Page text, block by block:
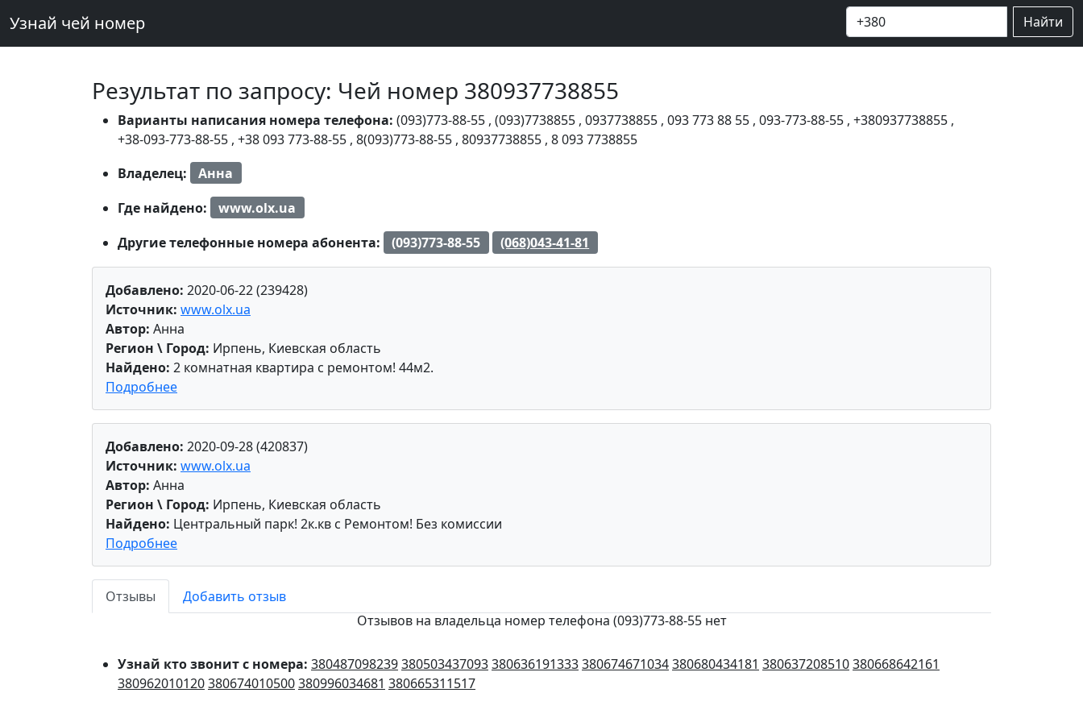
Узнай чей номер Найти
Результат по запросу: Чей номер 380937738855
Варианты написания номера телефона: (093)773-88-55 , (093)7738855 , 0937738855 , 093 773 88 55 , 093-773-88-55 , +380937738855 ,
+38-093-773-88-55 , +38 093 773-88-55 , 8(093)773-88-55 , 80937738855 , 8 093 7738855
Владелец:
Анна
Где найдено:
www.olx.ua
Другие телефонные номера абонента:
(093)773-88-55 (068)043-41-81
Добавлено: 2020-06-22 (239428)
Источник: www.olx.ua
Автор: Анна
Регион \ Город: Ирпень, Киевская область
Найдено: 2 комнатная квартира с ремонтом! 44м2.
Подробнее
Добавлено: 2020-09-28 (420837)
Источник: www.olx.ua
Автор: Анна
Регион \ Город: Ирпень, Киевская область
Найдено: Центральный парк! 2к.кв с Ремонтом! Без комиссии
Подробнее
Отзывы
Добавить отзыв
Отзывов на владельца номер телефона (093)773-88-55 нет
Узнай кто звонит с номера: 380487098239380503437093380636191333380674671034380680434181 380637208510380668642161
380962010120380674010500380996034681 380665311517